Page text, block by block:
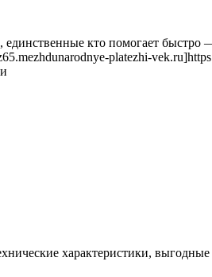
кто помогает
platezhi-
характеристики,